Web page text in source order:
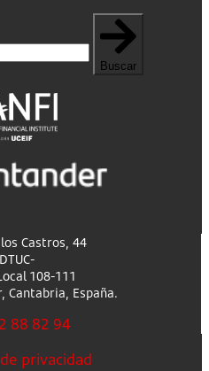
Buscar
Castros, 44
108-111
Cantabria, España.
88 82 94
privacidad